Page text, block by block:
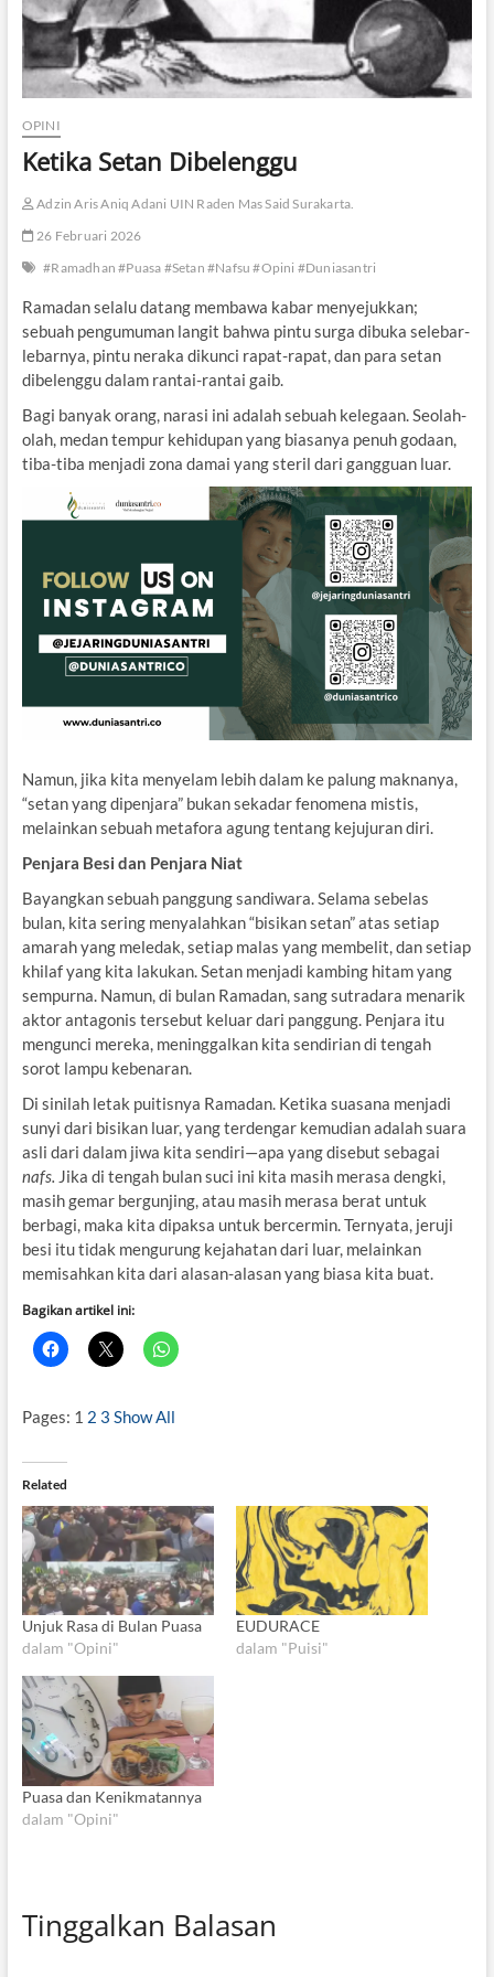
OPINI
Ketika Setan Dibelenggu
Adzin Aris Aniq Adani UIN Raden Mas Said Surakarta.
26 Februari 2026
#Ramadhan #Puasa #Setan #Nafsu #Opini #Duniasantri
Ramadan selalu datang membawa kabar menyejukkan;
sebuah pengumuman langit bahwa pintu surga dibuka selebar-
lebarnya, pintu neraka dikunci rapat-rapat, dan para setan
dibelenggu dalam rantai-rantai gaib.
Bagi banyak orang, narasi ini adalah sebuah kelegaan. Seolah-
olah, medan tempur kehidupan yang biasanya penuh godaan,
tiba-tiba menjadi zona damai yang steril dari gangguan luar.
Namun, jika kita menyelam lebih dalam ke palung maknanya,
“setan yang dipenjara” bukan sekadar fenomena mistis,
melainkan sebuah metafora agung tentang kejujuran diri.
Penjara Besi dan Penjara Niat
Bayangkan sebuah panggung sandiwara. Selama sebelas
bulan, kita sering menyalahkan “bisikan setan” atas setiap
amarah yang meledak, setiap malas yang membelit, dan setiap
khilaf yang kita lakukan. Setan menjadi kambing hitam yang
sempurna. Namun, di bulan Ramadan, sang sutradara menarik
aktor antagonis tersebut keluar dari panggung. Penjara itu
mengunci mereka, meninggalkan kita sendirian di tengah
sorot lampu kebenaran.
Di sinilah letak puitisnya Ramadan. Ketika suasana menjadi
sunyi dari bisikan luar, yang terdengar kemudian adalah suara
asli dari dalam jiwa kita sendiri—apa yang disebut sebagai
nafs. Jika di tengah bulan suci ini kita masih merasa dengki,
masih gemar bergunjing, atau masih merasa berat untuk
berbagi, maka kita dipaksa untuk bercermin. Ternyata, jeruji
besi itu tidak mengurung kejahatan dari luar, melainkan
memisahkan kita dari alasan-alasan yang biasa kita buat.
Bagikan artikel ini:
Pages: 1 2 3 Show All
Related
Unjuk Rasa di Bulan Puasa
dalam "Opini"
EUDURACE
dalam "Puisi"
Puasa dan Kenikmatannya
dalam "Opini"
Tinggalkan Balasan